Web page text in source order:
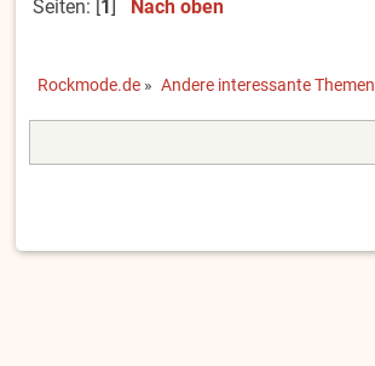
Seiten: [1] Nach oben
Rockmode.de » Andere interessante Themen